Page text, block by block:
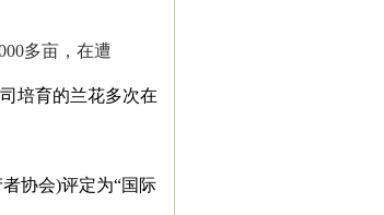
多亩，在遭
培育的兰花多次在
协会)评定为“国际